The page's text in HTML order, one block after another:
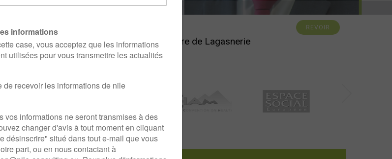
et à l’organisation des soins) et Grégoire de Lagasnerie
de la CNAM
REVOIR
CNAM"